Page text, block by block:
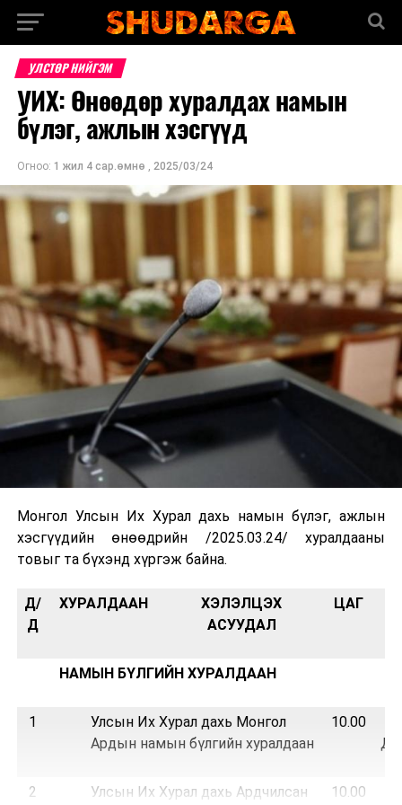
УЛСТӨР НИЙГЭМ
УИХ: Өнөөдөр хуралдах намын
бүлэг, ажлын хэсгүүд
Огноо: 1 жил 4 сар.өмнө , 2025/03/24
Монгол Улсын Их Хурал дахь намын бүлэг, ажлын
хэсгүүдийн өнөөдрийн /2025.03.24/ хуралдааны
товыг та бүхэнд хүргэж байна.
Д/
Д
ХУРАЛДААН
ХЭЛЭЛЦЭХ
АСУУДАЛ
ЦАГ
НАМЫН БҮЛГИЙН ХУРАЛДААН
1
Улсын Их Хурал дахь Монгол
Ардын намын бүлгийн хуралдаан
10.00
2
Улсын Их Хурал дахь Ардчилсан
10.00